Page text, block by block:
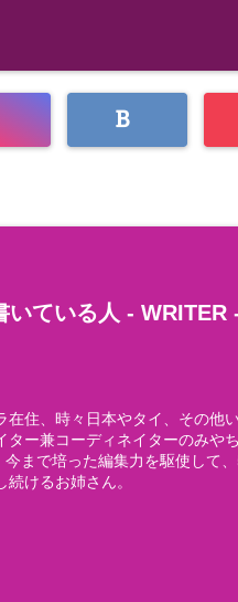
いている人 - WRITER
在住、時々日本やタイ、その他
ター兼コーディネイターのみや
まで培った編集力を駆使して
けるお姉さん。